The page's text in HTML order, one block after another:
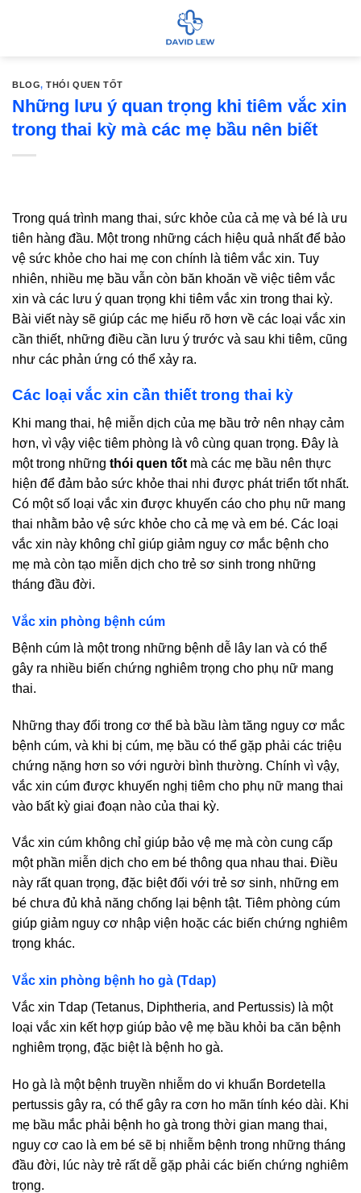
BLOG,THÓI QUEN TỐT
Những lưu ý quan trọng khi tiêm vắc xin
trong thai kỳ mà các mẹ bầu nên biết
Trong quá trình mang thai, sức khỏe của cả mẹ và bé là ưu
tiên hàng đầu. Một trong những cách hiệu quả nhất để bảo
vệ sức khỏe cho hai mẹ con chính là tiêm vắc xin. Tuy
nhiên, nhiều mẹ bầu vẫn còn băn khoăn về việc tiêm vắc
xin và các lưu ý quan trọng khi tiêm vắc xin trong thai kỳ.
Bài viết này sẽ giúp các mẹ hiểu rõ hơn về các loại vắc xin
cần thiết, những điều cần lưu ý trước và sau khi tiêm, cũng
như các phản ứng có thể xảy ra.
Các loại vắc xin cần thiết trong thai kỳ
Khi mang thai, hệ miễn dịch của mẹ bầu trở nên nhạy cảm
hơn, vì vậy việc tiêm phòng là vô cùng quan trọng. Đây là
một trong những thói quen tốt mà các mẹ bầu nên thực
hiện để đảm bảo sức khỏe thai nhi được phát triển tốt nhất.
Có một số loại vắc xin được khuyến cáo cho phụ nữ mang
thai nhằm bảo vệ sức khỏe cho cả mẹ và em bé. Các loại
vắc xin này không chỉ giúp giảm nguy cơ mắc bệnh cho
mẹ mà còn tạo miễn dịch cho trẻ sơ sinh trong những
tháng đầu đời.
Vắc xin phòng bệnh cúm
Bệnh cúm là một trong những bệnh dễ lây lan và có thể
gây ra nhiều biến chứng nghiêm trọng cho phụ nữ mang
thai.
Những thay đổi trong cơ thể bà bầu làm tăng nguy cơ mắc
bệnh cúm, và khi bị cúm, mẹ bầu có thể gặp phải các triệu
chứng nặng hơn so với người bình thường. Chính vì vậy,
vắc xin cúm được khuyến nghị tiêm cho phụ nữ mang thai
vào bất kỳ giai đoạn nào của thai kỳ.
Vắc xin cúm không chỉ giúp bảo vệ mẹ mà còn cung cấp
một phần miễn dịch cho em bé thông qua nhau thai. Điều
này rất quan trọng, đặc biệt đối với trẻ sơ sinh, những em
bé chưa đủ khả năng chống lại bệnh tật. Tiêm phòng cúm
giúp giảm nguy cơ nhập viện hoặc các biến chứng nghiêm
trọng khác.
Vắc xin phòng bệnh ho gà (Tdap)
Vắc xin Tdap (Tetanus, Diphtheria, and Pertussis) là một
loại vắc xin kết hợp giúp bảo vệ mẹ bầu khỏi ba căn bệnh
nghiêm trọng, đặc biệt là bệnh ho gà.
Ho gà là một bệnh truyền nhiễm do vi khuẩn Bordetella
pertussis gây ra, có thể gây ra cơn ho mãn tính kéo dài. Khi
mẹ bầu mắc phải bệnh ho gà trong thời gian mang thai,
nguy cơ cao là em bé sẽ bị nhiễm bệnh trong những tháng
đầu đời, lúc này trẻ rất dễ gặp phải các biến chứng nghiêm
trọng.